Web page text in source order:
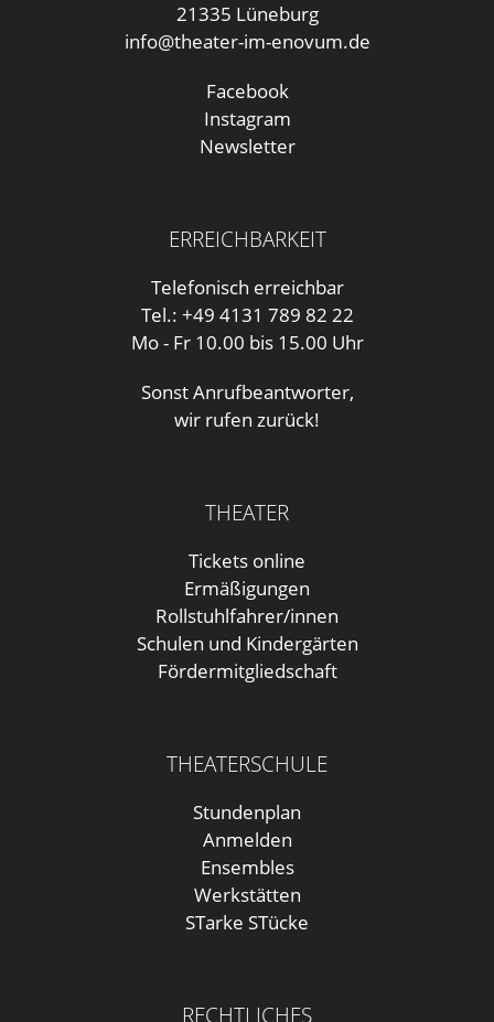
21335 Lüneburg
info@theater-im-enovum.de
Facebook
Instagram
Newsletter
ERREICHBARKEIT
Telefonisch erreichbar
Tel.: +49 4131 789 82 22
Mo - Fr 10.00 bis 15.00 Uhr
Sonst Anrufbeantworter,
wir rufen zurück!
THEATER
Tickets online
Ermäßigungen
Rollstuhlfahrer/innen
Schulen und Kindergärten
Fördermitgliedschaft
THEATERSCHULE
Stundenplan
Anmelden
Ensembles
Werkstätten
STarke STücke
RECHTLICHES